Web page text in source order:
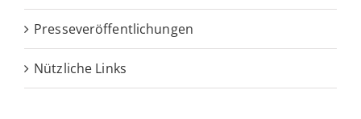
Pres­se­ver­öf­fent­li­chun­gen
Nütz­li­che Links